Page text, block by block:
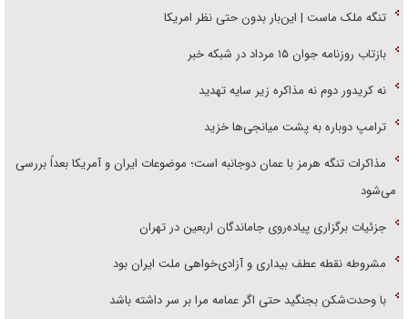
تنگه ملک ماست | این‌بار بدون حتی نظر امریکا
بازتاب روزنامه جوان ۱۵ مرداد در شبکه خبر
نه کریدور دوم نه مذاکره زیر سایه تهدید
ترامپ دوباره به پشت میانجی‌ها خزید
مذاکرات تنگه هرمز با عمان دوجانبه است؛ موضوعات ایران و آمریکا بعداً بررسی
می‌شود
جزئیات برگزاری پیاده‌روی جاماندگان اربعین در تهران
مشروطه نقطه عطف بیداری و آزادی‌خواهی ملت ایران بود
با وحدت‌شکن بجنگید حتی اگر عمامه مرا بر سر داشته باشد